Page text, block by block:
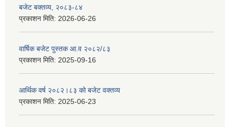
बजेट बक्तव्य, २०८३-८४
प्रकाशन मिति: 2026-06-26
वार्षिक बजेट पुस्तक आ.व २०८२/८३
प्रकाशन मिति: 2025-09-16
आर्थिक वर्ष २०८२।८३ को बजेट वक्तव्य
प्रकाशन मिति: 2025-06-23